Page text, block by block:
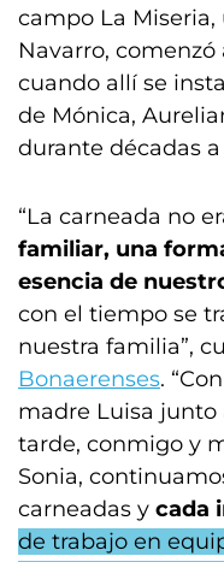
campo La
Navarro,
cuando allí se
de Mónica,
durante décadas
“La carneada no
familiar, una
esencia de
con el tiempo se
nuestra familia”,
Bonaerenses.
madre Luisa junto
tarde, conmigo y
Sonia,
carneadas y cada
de trabajo en